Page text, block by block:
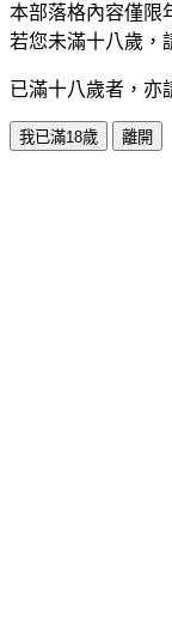
本部落格內容僅限
若您未滿十八歲，
已滿十八歲者，亦
我已滿18歲 離開